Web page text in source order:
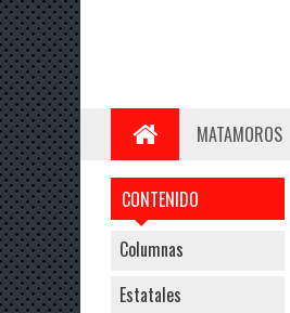
MATAMOROS
CONTENIDO
Columnas
Estatales